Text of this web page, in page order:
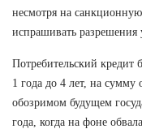
несмотря на
испрашивать разрешения
Потребительский кредит
1 года до 4 лет, на
обозримом будущем
года, когда на фоне